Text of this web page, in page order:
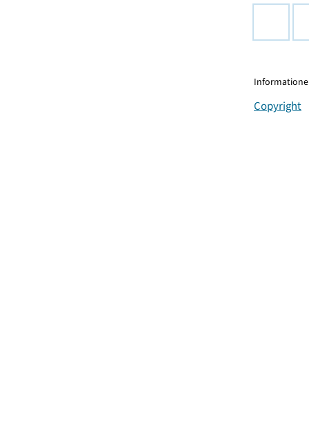
Copyright